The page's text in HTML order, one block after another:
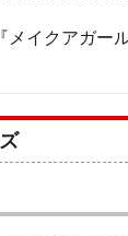
メイクアガー